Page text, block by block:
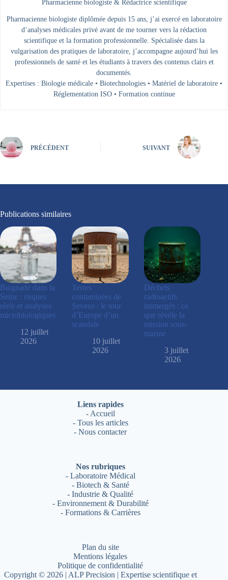
Pharmacienne biologiste & Rédactrice scientifique
Pharmacienne biologiste diplômée depuis 15 ans, j’ai exercé en laboratoire
d’analyses médicales privé avant de me tourner vers la rédaction
scientifique et la formation professionnelle. Spécialisée dans la
vulgarisation des pratiques de laboratoire, j’accompagne aujourd’hui les
professionnels de santé et les étudiants à travers des contenus clairs et
documentés.
Expertises : Biologie médicale • Biotechnologies • Matériel de laboratoire •
Réglementation ISO • Formation continue
PRÉCÉDENT SUIVANT
Publications similaires
Baignade dans la
Seine : risques
réels et analyses
microbiologiques
12 juillet
2026
Terres
contaminées de
Seveso : le tour
d’Europe d’un
scandale
10 juillet
2026
Déchets
radioactifs
immergés : ce
que révèle la
mission sous-
marine
3 juillet
2026
Liens rapides
- Accueil
- Tous les articles
-Nous contacter
Nos rubriques
- Laboratoire Médical
- Biotech & Santé
-Industrie & Qualité
- Environnement & Durabilité
- Formations & Carrières
Plan du site
Mentions légales
Politique de confidentialité
Copyright © 2026 | ALP Precision | Expertise scientifique et